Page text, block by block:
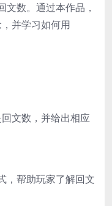
数。通过本作品，
并学习如何用
文数，并给出相应
，帮助玩家了解回文